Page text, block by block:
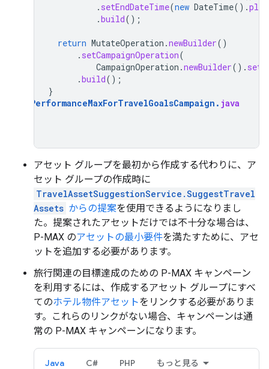
. setEndDateTime(new DateTime().
.build();
return MutateOperation .newBuilder()
. setCampaignOperation(
CampaignOperation .newBuilder().
.build();
}
AddPerformanceMaxForTravelGoalsCampaign . java
アセット グループを最初から作成する代わりに、ア
セット グループの作成時に
TravelAssetSuggestionService.SuggestTravel
Assets からの提案を使用できるようになりまし
た。提案されたアセットだけでは不十分な場合は、
P-MAX のアセットの最小要件を満たすために、アセ
ットを追加する必要があります。
旅行関連の目標達成のための P-MAX キャンペーン
を利用するには、作成するアセット グループにすべ
てのホテル物件アセットをリンクする必要がありま
す。これらのリンクがない場合、キャンペーンは通
常の P-MAX キャンペーンになります。
Java C# PHP もっと見る